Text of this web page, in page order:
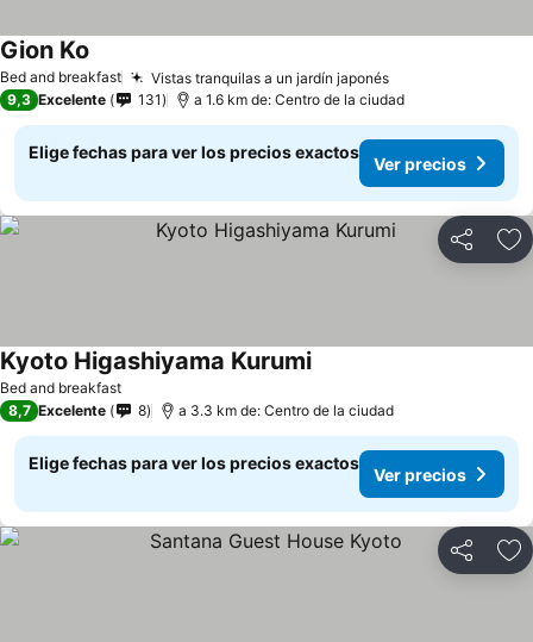
Bed and breakfast Vistas tranquilas a un jardín japonés
Gion Ko
9,3 Excelente 131 a 1.6 km de: Centro de la ciudad
Elige fechas para ver los precios exactos
Ver precios
Compartir
Bed and breakfast
Kyoto Higashiyama Kurumi
8,7 Excelente 8 a 3.3 km de: Centro de la ciudad
Elige fechas para ver los precios exactos
Ver precios
Compartir